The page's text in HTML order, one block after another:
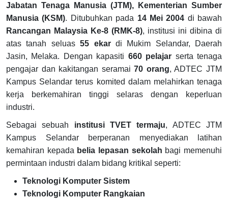
Jabatan Tenaga Manusia (JTM), Kementerian Sumber
Manusia (KSM). Ditubuhkan pada 14 Mei 2004 di bawah
Rancangan Malaysia Ke-8 (RMK-8), institusi ini dibina di
atas tanah seluas55 ekardi Mukim Selandar, Daerah
Jasin, Melaka. Dengan kapasiti 660 pelajar serta tenaga
pengajar dan kakitangan seramai70 orang, ADTEC JTM
Kampus Selandar terus komited dalam melahirkan tenaga
kerja berkemahiran tinggi selaras dengan keperluan
industri.
Sebagai sebuah institusi TVET termaju, ADTEC JTM
Kampus Selandar berperanan menyediakan latihan
kemahiran kepada belia lepasan sekolah bagi memenuhi
permintaan industri dalam bidang kritikal seperti:
Teknologi Komputer Sistem
Teknologi Komputer Rangkaian